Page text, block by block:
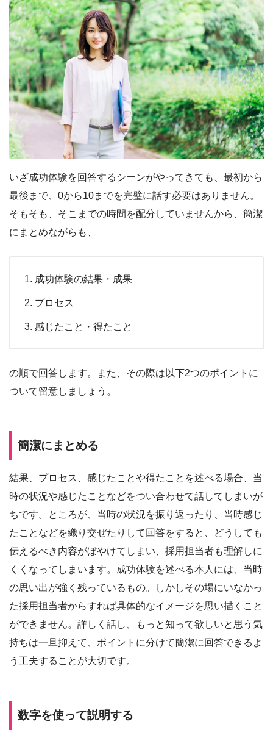
いざ成功体験を回答するシーンがやってきても、最初から
最後まで、0から10までを完璧に話す必要はありません。
そもそも、そこまでの時間を配分していませんから、簡潔
にまとめながらも、
成功体験の結果・成果
プロセス
感じたこと・得たこと
の順で回答します。また、その際は以下2つのポイントに
ついて留意しましょう。
簡潔にまとめる
結果、プロセス、感じたことや得たことを述べる場合、当
時の状況や感じたことなどをつい合わせて話してしまいが
ちです。ところが、当時の状況を振り返ったり、当時感じ
たことなどを織り交ぜたりして回答をすると、どうしても
伝えるべき内容がぼやけてしまい、採用担当者も理解しに
くくなってしまいます。成功体験を述べる本人には、当時
の思い出が強く残っているもの。しかしその場にいなかっ
た採用担当者からすれば具体的なイメージを思い描くこと
ができません。詳しく話し、もっと知って欲しいと思う気
持ちは一旦抑えて、ポイントに分けて簡潔に回答できるよ
う工夫することが大切です。
数字を使って説明する